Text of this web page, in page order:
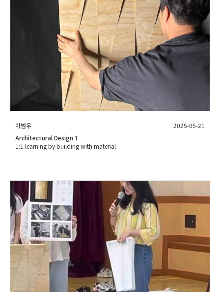
이범우
2025-05-21
Architectural Design 1
1:1 learning by building with material